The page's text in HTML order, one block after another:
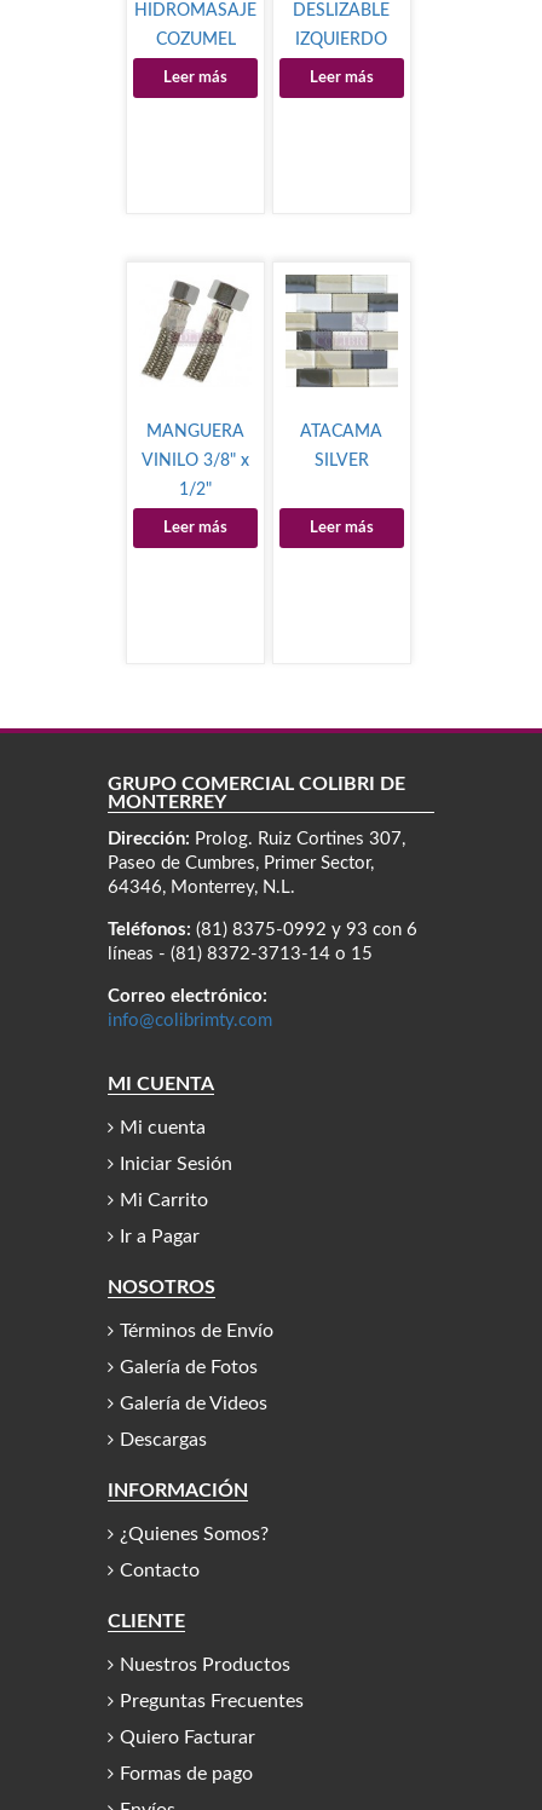
HIDROMASAJE
COZUMEL
Leer más
DESLIZABLE
IZQUIERDO
Leer más
MANGUERA
VINILO 3/8" x
1/2"
Leer más
ATACAMA
SILVER
Leer más
GRUPO COMERCIAL COLIBRÍ DE
MONTERREY
Dirección: Prolog. Ruiz Cortines 307,
Paseo de Cumbres, Primer Sector,
64346, Monterrey, N.L.
Teléfonos: (81) 8375-0992 y 93 con 6
líneas - (81) 8372-3713-14 o 15
Correo electrónico:
info@colibrimty.com
MI CUENTA
Mi cuenta
Iniciar Sesión
Mi Carrito
Ir a Pagar
NOSOTROS
Términos de Envío
Galería de Fotos
Galería de Videos
Descargas
INFORMACIÓN
¿Quienes Somos?
Contacto
CLIENTE
Nuestros Productos
Preguntas Frecuentes
Quiero Facturar
Formas de pago